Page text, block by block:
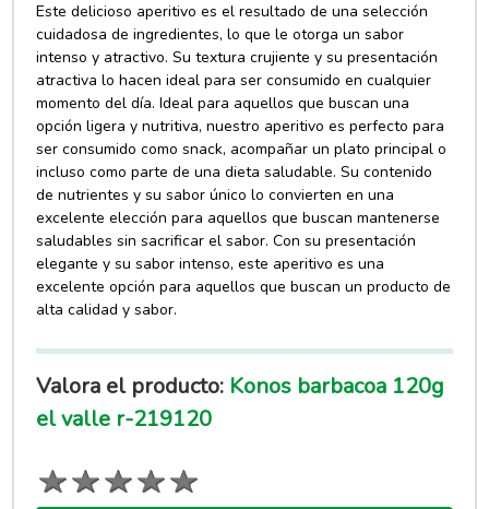
Este delicioso aperitivo es el resultado de una selección
cuidadosa de ingredientes, lo que le otorga un sabor
intenso y atractivo. Su textura crujiente y su presentación
atractiva lo hacen ideal para ser consumido en cualquier
momento del día. Ideal para aquellos que buscan una
opción ligera y nutritiva, nuestro aperitivo es perfecto para
ser consumido como snack, acompañar un plato principal o
incluso como parte de una dieta saludable. Su contenido
de nutrientes y su sabor único lo convierten en una
excelente elección para aquellos que buscan mantenerse
saludables sin sacrificar el sabor. Con su presentación
elegante y su sabor intenso, este aperitivo es una
excelente opción para aquellos que buscan un producto de
alta calidad y sabor.
Valora el producto: Konos barbacoa 120g
el valle r-219120